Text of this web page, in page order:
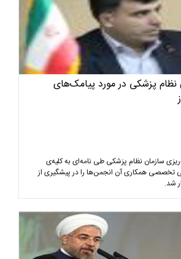
نظام پزشکی در مورد پیامک‌های
سازمان نظام پزشکی طی نامه‌ای به کلیه‌ی
تخصصی همکاری آن انجمن‌ها را در پیشگیری از
شد.